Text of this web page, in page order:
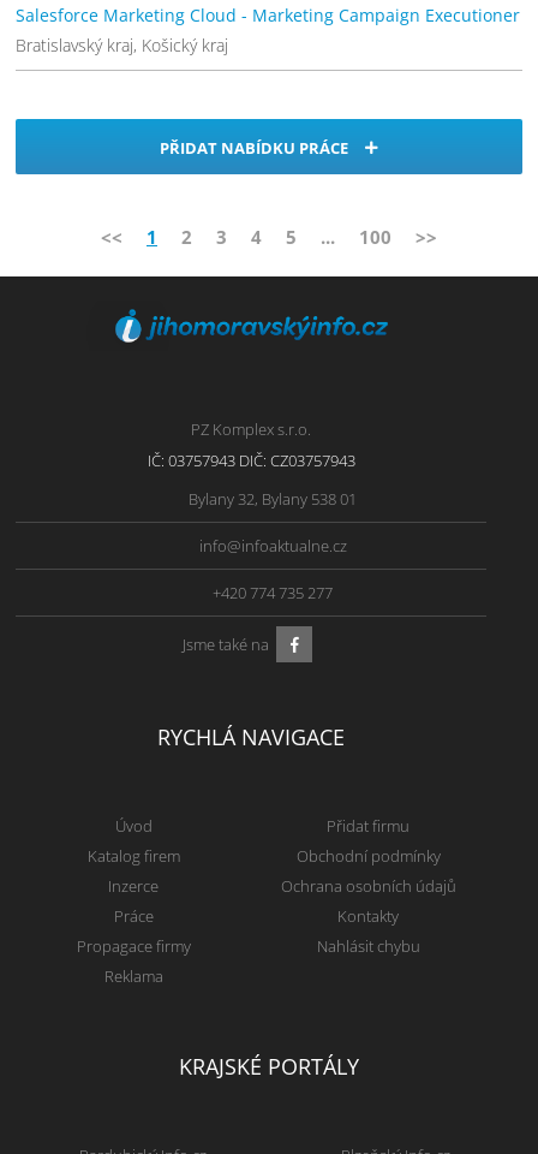
Salesforce Marketing Cloud - Marketing Campaign Executioner
Bratislavský kraj, Košický kraj
PŘIDAT NABÍDKU PRÁCE
<< 1 2 3 4 5 ... 100 >>
PZ Komplex s.r.o.
IČ: 03757943 DIČ: CZ03757943
Bylany 32, Bylany 538 01
info@infoaktualne.cz
+420 774 735 277
Jsme také na
RYCHLÁ NAVIGACE
Úvod
Katalog firem
Inzerce
Práce
Propagace firmy
Reklama
Přidat firmu
Obchodní podmínky
Ochrana osobních údajů
Kontakty
Nahlásit chybu
KRAJSKÉ PORTÁLY